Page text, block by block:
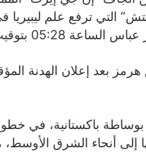
بيتش” التي ترفع علم
بعد إعلان الهدنة
بوساطة باكستانية، في
​أنحاء ⁠الشرق